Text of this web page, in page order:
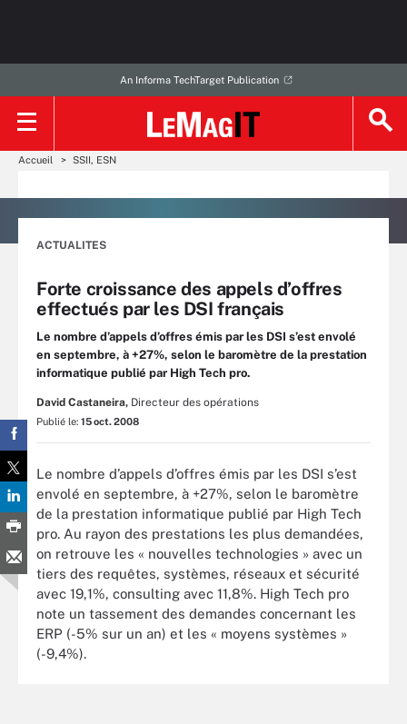
An Informa TechTarget Publication
Accueil SSII, ESN
ACTUALITES
Forte croissance des appels d’offres
effectués par les DSI français
Le nombre d’appels d’offres émis par les DSI s’est envolé
en septembre, à +27%, selon le baromètre de la prestation
informatique publié par High Tech pro.
David Castaneira, Directeur des opérations
Publié le: 15 oct. 2008
Le nombre d’appels d’offres émis par les DSI s’est
envolé en septembre, à +27%, selon le baromètre
de la prestation informatique publié par High Tech
pro. Au rayon des prestations les plus demandées,
on retrouve les « nouvelles technologies » avec un
tiers des requêtes, systèmes, réseaux et sécurité
avec 19,1%, consulting avec 11,8%. High Tech pro
note un tassement des demandes concernant les
ERP (-5% sur un an) et les « moyens systèmes »
(-9,4%).